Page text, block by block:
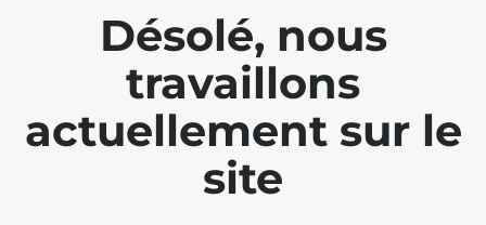
Désolé, nous
travaillons
actuellement sur le
site